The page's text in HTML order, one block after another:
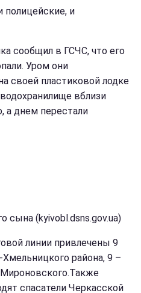
полицейские, и
сообщил в ГСЧС, что его
Уром они
своей пластиковой лодке
вблизи
а днем перестали
сына (kyivobl.dsns.gov.ua)
линии привлечены 9
района, 9 –
спасатели Черкасской